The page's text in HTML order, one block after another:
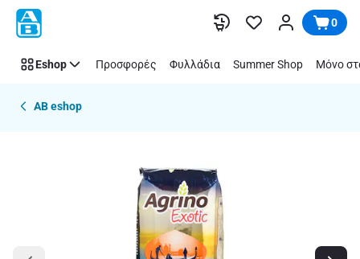
Παράλειψη 0
Eshop Προσφορές Φυλλάδια Summer Shop Μόνο
AB eshop